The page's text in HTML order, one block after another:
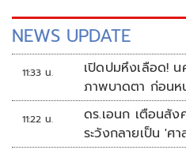
NEWS UPDATE
11:33 น.
เปิดปมหึงเลือด!
ภาพบาดตา ก่อน
11:22 น.
ดร.เอนก เตือนสัง
ระวังกลายเป็น '